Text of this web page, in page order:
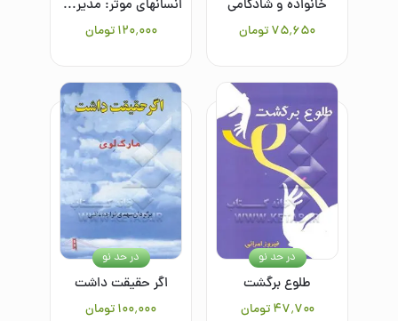
خانواده و شادکامی
۷۵٬۶۵۰تومان
انسانهای موثر: مدیریت و رهبری مبتنی بر اصول
۱۲۰٬۰۰۰ تومان
طلوع برگشت
۴۷٬۷۰۰ تومان
در حد نو
اگر حقیقت داشت
۱۰۰٬۰۰۰تومان
در حد نو